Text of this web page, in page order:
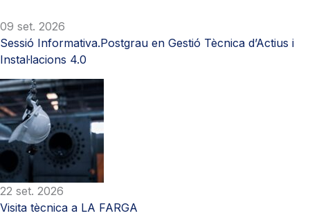
09 set. 2026
Sessió Informativa.Postgrau en Gestió Tècnica d’Actius i
Instal·lacions 4.0
22 set. 2026
Visita tècnica a LA FARGA